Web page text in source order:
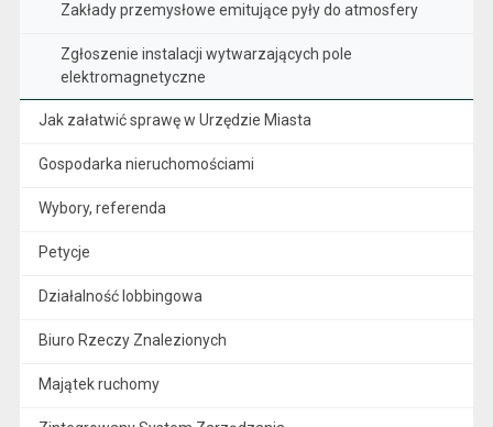
Zakłady przemysłowe emitujące pyły do atmosfery
Zgłoszenie instalacji wytwarzających pole
elektromagnetyczne
Jak załatwić sprawę w Urzędzie Miasta
Gospodarka nieruchomościami
Wybory, referenda
Petycje
Działalność lobbingowa
Biuro Rzeczy Znalezionych
Majątek ruchomy